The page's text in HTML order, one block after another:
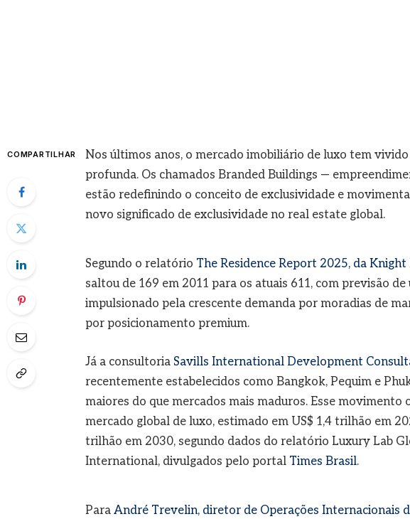
COMPARTILHAR
Nos últimos anos, o mercado imobiliário de luxo tem
profunda. Os chamados Branded Buildings —
estão redefinindo o conceito de exclusividade e
novo significado de exclusividade no real estate global.
Segundo o relatório The Residence Report 2025, da
saltou de 169 em 2011 para os atuais 611, com previsão
impulsionado pela crescente demanda por moradias de
por posicionamento premium.
Já a consultoriaSavills International Development
recentemente estabelecidos como Bangkok, Pequim e
maiores do que mercados mais maduros. Esse movimento
mercado global de luxo, estimado em US$ 1,4 trilhão em
trilhão em 2030, segundo dados do relatório Luxury Lab
International, divulgados pelo portalTimes Brasil.
Para André Trevelin, diretor de Operações Internacionais